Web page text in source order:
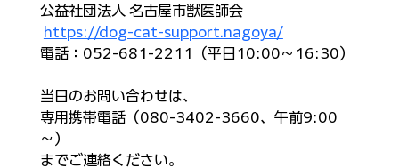
公益社団法人 名古屋市獣医師会
https://dog-cat-support.nagoya/
電話：​052-681-2211（平日10:00～16:30）​
当日のお問い合わせは、
専用携帯電話（080-3402-3660、午前9:00
～）
までご連絡ください。​